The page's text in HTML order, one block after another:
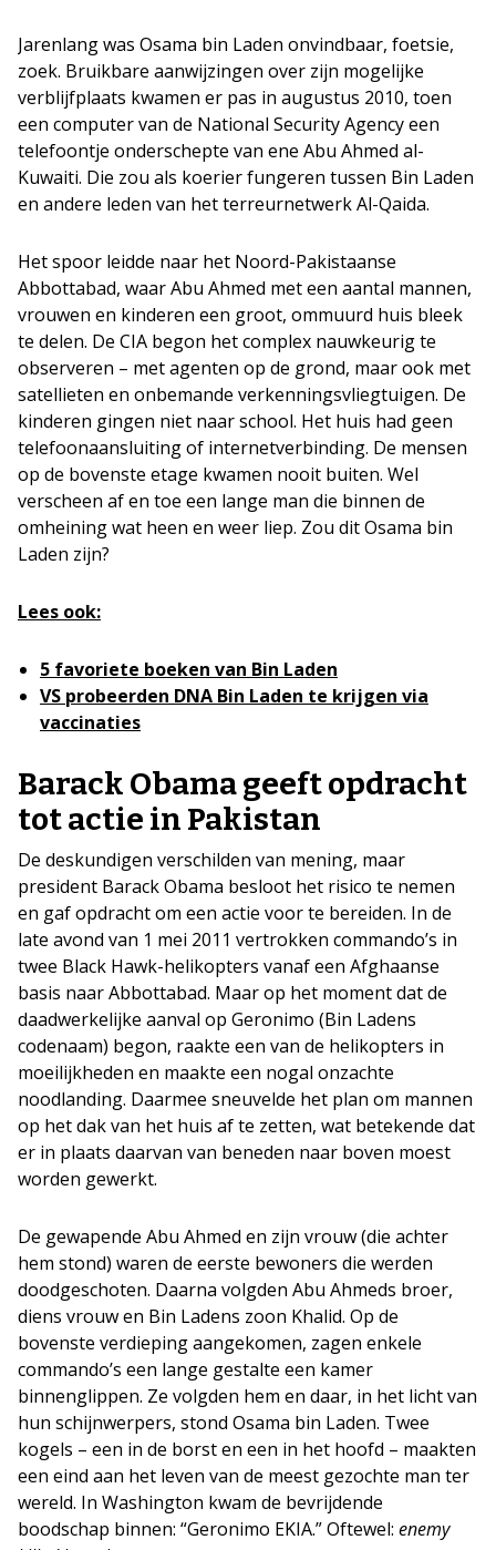
Jarenlang was Osama bin Laden onvindbaar, foetsie,
zoek. Bruikbare aanwijzingen over zijn mogelijke
verblijfplaats kwamen er pas in augustus 2010, toen
een computer van de National Security Agency een
telefoontje onderschepte van ene Abu Ahmed al-
Kuwaiti. Die zou als koerier fungeren tussen Bin Laden
en andere leden van het terreurnetwerk Al-Qaida.
Het spoor leidde naar het Noord-Pakistaanse
Abbottabad, waar Abu Ahmed met een aantal mannen,
vrouwen en kinderen een groot, ommuurd huis bleek
te delen. De CIA begon het complex nauwkeurig te
observeren – met agenten op de grond, maar ook met
satellieten en onbemande verkenningsvliegtuigen. De
kinderen gingen niet naar school. Het huis had geen
telefoonaansluiting of internetverbinding. De mensen
op de bovenste etage kwamen nooit buiten. Wel
verscheen af en toe een lange man die binnen de
omheining wat heen en weer liep. Zou dit Osama bin
Laden zijn?
Lees ook:
5 favoriete boeken van Bin Laden
VS probeerden DNA Bin Laden te krijgen via
vaccinaties
Barack Obama geeft opdracht
tot actie in Pakistan
De deskundigen verschilden van mening, maar
president Barack Obama besloot het ­risico te nemen
en gaf opdracht om een actie voor te bereiden. In de
late avond van 1 mei 2011 vertrokken commando’s in
twee Black Hawk-helikopters vanaf een Afghaanse
basis naar Abbottabad. Maar op het moment dat de
daadwerkelijke aanval op Geronimo (Bin Ladens
codenaam) begon, raakte een van de helikopters in
moeilijkheden en maakte een nogal onzachte
noodlanding. Daarmee sneuvelde het plan om mannen
op het dak van het huis af te zetten, wat betekende dat
er in plaats daarvan van beneden naar boven moest
worden gewerkt.
De gewapende Abu Ahmed en zijn vrouw (die achter
hem stond) waren de eerste bewoners die werden
doodgeschoten. Daarna volgden Abu Ahmeds broer,
diens vrouw en Bin Ladens zoon Khalid. Op de
bovenste verdieping aangekomen, zagen enkele
commando’s een lange gestalte een kamer
binnenglippen. Ze volgden hem en daar, in het licht van
hun schijnwerpers, stond Osama bin Laden. Twee
kogels – een in de borst en een in het hoofd – maakten
een eind aan het leven van de meest gezochte man ter
wereld. In Washington kwam de bevrijdende
boodschap binnen: “Geronimo EKIA.” Oftewel: enemy